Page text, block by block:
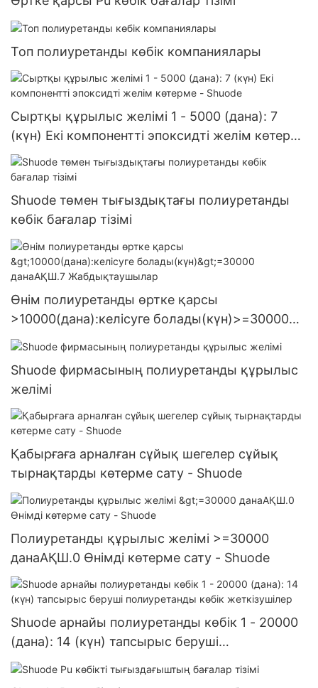
Топ полиуретанды көбік компаниялары
Сыртқы құрылыс желімі 1 - 5000 (дана): 7
(күн) Екі компонентті эпоксидті желім көтерме
- Shuode
Shuode төмен тығыздықтағы полиуретанды
көбік бағалар тізімі
Өнім полиуретанды өртке қарсы
>10000(дана):келісуге болады(күн)>=30000
данаАҚШ.7 Жабдықтаушылар
Shuode фирмасының полиуретанды құрылыс
желімі
Қабырғаға арналған сұйық шегелер сұйық
тырнақтарды көтерме сату - Shuode
Полиуретанды құрылыс желімі >=30000
данаАҚШ.0 Өнімді көтерме сату - Shuode
Shuode арнайы полиуретанды көбік 1 - 20000
(дана): 14 (күн) тапсырыс беруші
полиуретанды көбік жеткізушілер